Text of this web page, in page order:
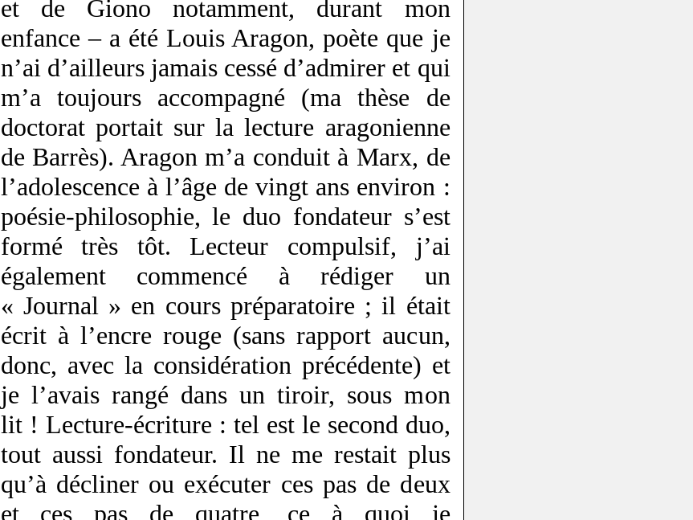
et de Giono notamment, durant mon
enfance – a été Louis Aragon, poète que je
n’ai d’ailleurs jamais cessé d’admirer et qui
m’a toujours accompagné (ma thèse de
doctorat portait sur la lecture aragonienne
de Barrès). Aragon m’a conduit à Marx, de
l’adolescence à l’âge de vingt ans environ :
poésie-philosophie, le duo fondateur s’est
formé très tôt. Lecteur compulsif, j’ai
également commencé à rédiger un
« Journal » en cours préparatoire ; il était
écrit à l’encre rouge (sans rapport aucun,
donc, avec la considération précédente) et
je l’avais rangé dans un tiroir, sous mon
lit ! Lecture-écriture : tel est le second duo,
tout aussi fondateur. Il ne me restait plus
qu’à décliner ou exécuter ces pas de deux
et ces pas de quatre, ce à quoi je